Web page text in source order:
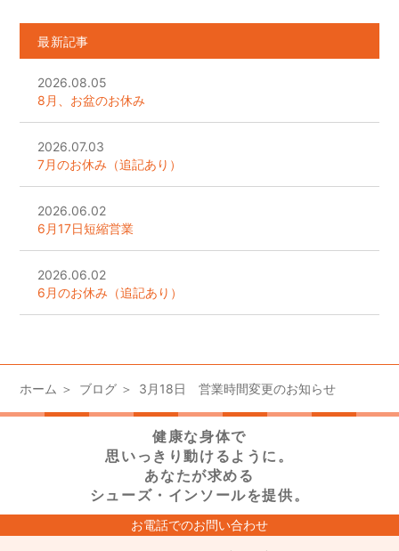
最新記事
2026.08.05
8月、お盆のお休み
2026.07.03
7月のお休み（追記あり）
2026.06.02
6月17日短縮営業
2026.06.02
6月のお休み（追記あり）
ホーム ブログ 3月18日 営業時間変更のお知らせ
健康な身体で
思いっきり動けるように。
あなたが求める
シューズ・インソールを提供。
お電話でのお問い合わせ